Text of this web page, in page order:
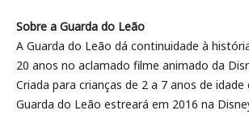
Sobre a Guarda do Leão
A Guarda do Leão dá continuidade à
20 anos no aclamado filme animado da
Criada para crianças de 2 a 7 anos de
Guarda do Leão estreará em 2016 na